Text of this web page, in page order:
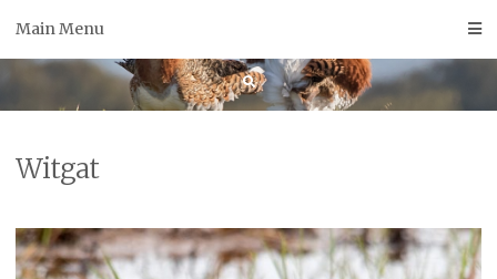
Main Menu
Witgat